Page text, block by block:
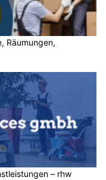
Räumungen,
– rhw